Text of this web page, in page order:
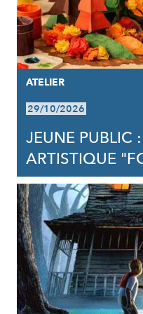
ATELIER
29/10/2026
JEUNE PUBLIC
ARTISTIQUE